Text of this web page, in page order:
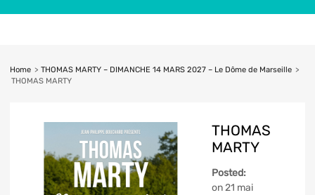
Home > THOMAS MARTY – DIMANCHE 14 MARS 2027 – Le Dôme de Marseille >
THOMAS MARTY
THOMAS
MARTY
Posted:
on21 mai